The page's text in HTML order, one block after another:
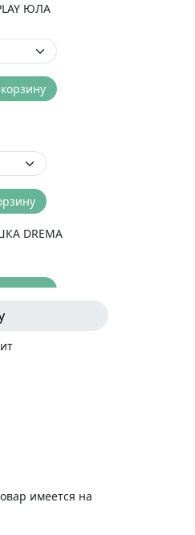
ЮЛА
DREMA
имеется на